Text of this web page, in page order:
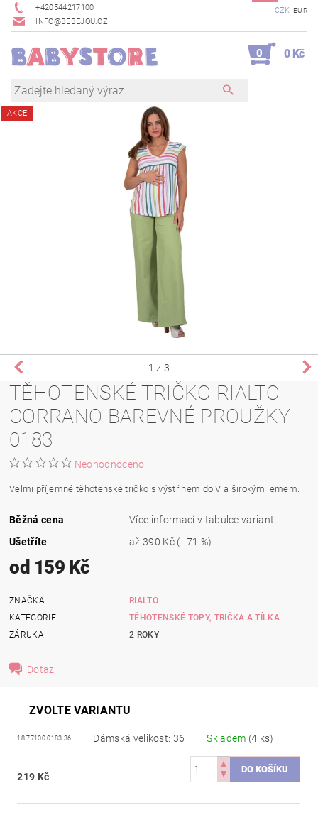
+420544217100
INFO@BEBEJOU.CZ
CZK EUR
0 0 Kč
AKCE
1 z 3
TĚHOTENSKÉ TRIČKO RIALTO
CORRANO BAREVNÉ PROUŽKY
0183
Neohodnoceno
Velmi příjemné těhotenské tričko s výstřihem do V a širokým lemem.
Běžná cena
Více informací v tabulce variant
Ušetříte
až390 Kč (–71 %)
od 159 Kč
ZNAČKA
RIALTO
KATEGORIE
TĚHOTENSKÉ TOPY, TRIČKA A TÍLKA
ZÁRUKA
2 ROKY
Dotaz
ZVOLTE VARIANTU
18.77100.0183.36 Dámská velikost: 36 Skladem (4 ks)
219 Kč